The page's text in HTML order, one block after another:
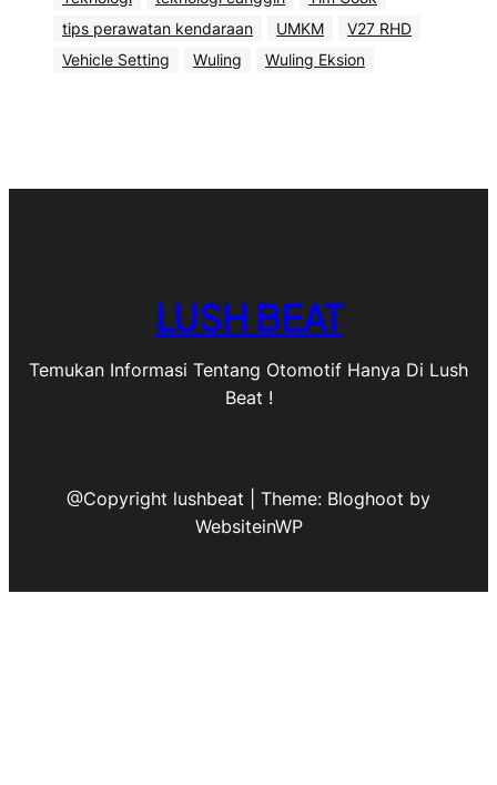
tips perawatan kendaraan
UMKM
V27 RHD
Vehicle Setting
Wuling Wuling Eksion
LUSH BEAT
Temukan Informasi Tentang Otomotif Hanya Di Lush
Beat !
@Copyright lushbeat | Theme: Bloghoot by
WebsiteinWP